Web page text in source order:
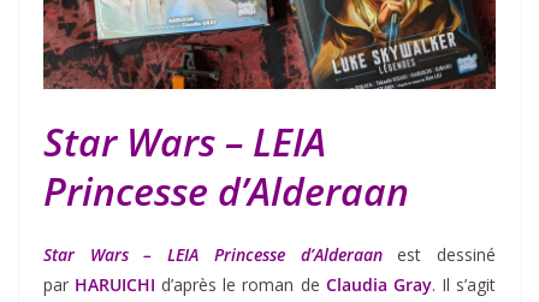
Star Wars – LEIA
Princesse d’Alderaan
Star Wars – LEIA Princesse d’Alderaanest dessiné
par HARUICHI d’après le roman de Claudia Gray. Il s’agit